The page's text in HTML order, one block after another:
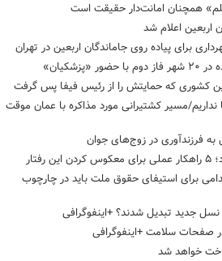
همچنان امانت‌دار حقیقت است
اربعین اعلام شد
برای پیاده روی جاماندگان اربعین در تهران
کشوری که حمایتش را از رئیس فیفا پس گرفت
نداریم/مسیر کشتیرانی مورد مذاکره با عمان موقت
فرزندآوری در زوج‌های جوان
برای استیفای حقوق ملت باید در چارچوب
نسل جدید تبدیل شدند؟ +اینفوگرافی